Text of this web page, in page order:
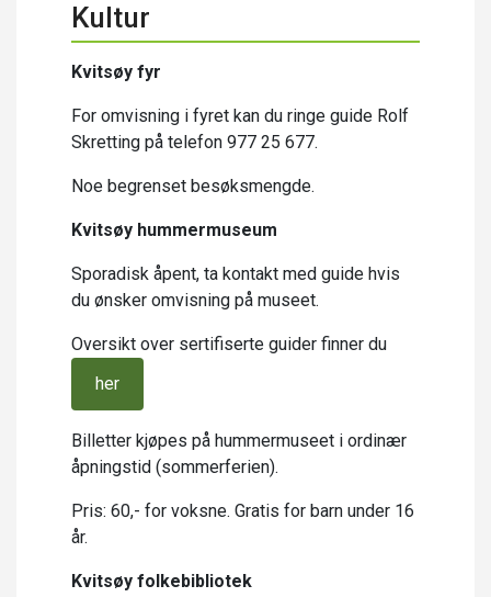
Kultur
Kvitsøy fyr
For omvisning i fyret kan du ringe guide Rolf
Skretting på telefon 977 25 677.
Noe begrenset besøksmengde.
Kvitsøy hummermuseum
Sporadisk åpent, ta kontakt med guide hvis
du ønsker omvisning på museet.
Oversikt over sertifiserte guider finner du
her
Billetter kjøpes på hummermuseet i ordinær
åpningstid (sommerferien).
Pris: 60,- for voksne. Gratis for barn under 16
år.
Kvitsøy folkebibliotek